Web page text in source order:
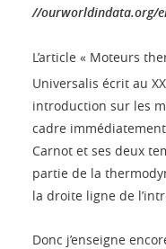
//ourworldindata.org/
L’article « Moteurs
Universalis écrit au XX
introduction sur les
cadre
Carnot et ses deux
partie de la
la droite ligne de
Donc j’enseigne